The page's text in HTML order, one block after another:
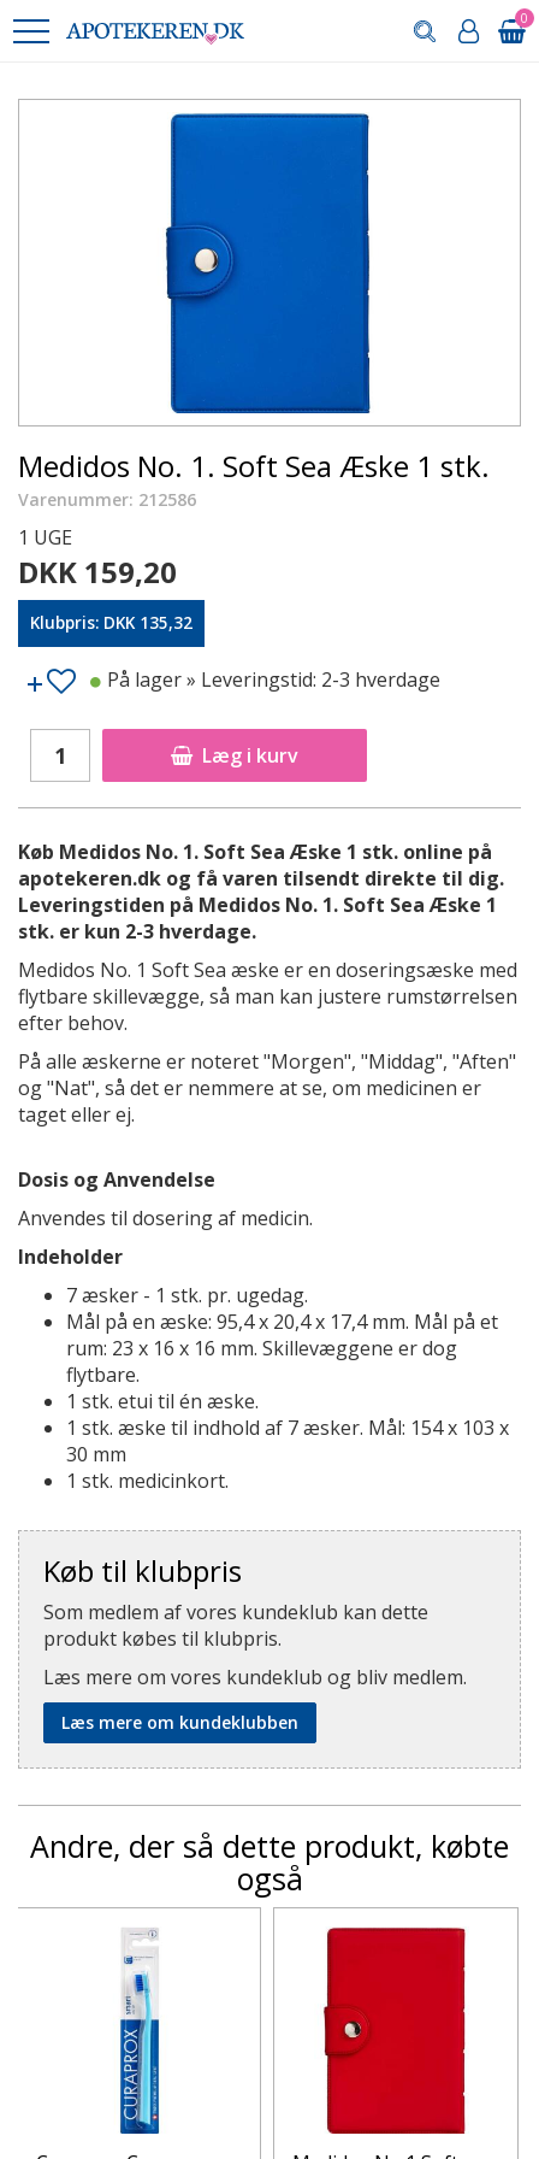
0
Medidos No. 1. Soft Sea Æske 1 stk.
Varenummer: 212586
1 UGE
DKK 159,20
Klubpris: DKK 135,32
Læg i kurv
På lager» Leveringstid: 2-3 hverdage
Køb Medidos No. 1. Soft Sea Æske 1 stk. online på
apotekeren.dk og få varen tilsendt direkte til dig.
Leveringstiden på Medidos No. 1. Soft Sea Æske 1
stk. er kun 2-3 hverdage.
Medidos No. 1 Soft Sea æske er en doseringsæske med
flytbare skillevægge, så man kan justere rumstørrelsen
efter behov.
På alle æskerne er noteret "Morgen", "Middag", "Aften"
og "Nat", så det er nemmere at se, om medicinen er
taget eller ej.
Dosis og Anvendelse
Anvendes til dosering af medicin.
Indeholder
7 æsker - 1 stk. pr. ugedag.
Mål på en æske: 95,4 x 20,4 x 17,4 mm. Mål på et
rum: 23 x 16 x 16 mm. Skillevæggene er dog
flytbare.
1 stk. etui til én æske.
1 stk. æske til indhold af 7 æsker. Mål: 154 x 103 x
30 mm
1 stk. medicinkort.
Køb til klubpris
Som medlem af vores kundeklub kan dette
produkt købes til klubpris.
Læs mere om vores kundeklub og bliv medlem.
Læs mere om kundeklubben
Andre, der så dette produkt, købte
også